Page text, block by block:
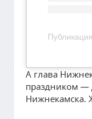
А глава
праздником —
Нижнекамска.